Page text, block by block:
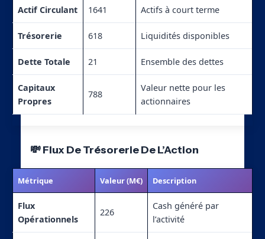
Actif Circulant 1641 Actifs à court terme
Trésorerie 618 Liquidités disponibles
Dette Totale 21 Ensemble des dettes
Capitaux
Propres
788
Valeur nette pour les
actionnaires
💸 Flux De Trésorerie De L’Action
Métrique Valeur (M€) Description
Flux
Opérationnels
226
Cash généré par
l’activité